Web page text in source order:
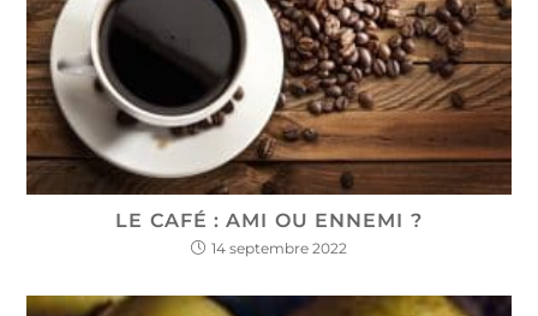
LE CAFÉ : AMI OU ENNEMI ?
14 septembre 2022